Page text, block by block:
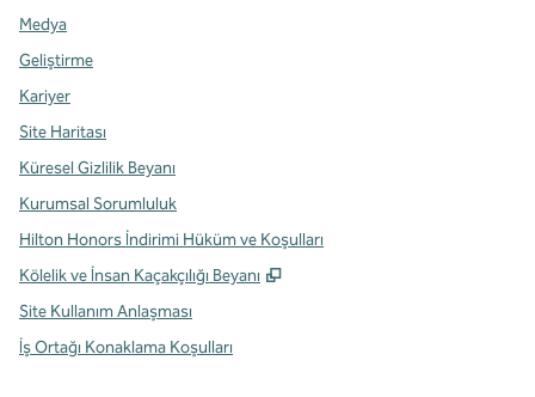
Medya
Geliştirme
Kariyer
Site Haritası
Küresel Gizlilik Beyanı
Kurumsal Sorumluluk
Hilton Honors İndirimi Hüküm ve Koşulları
Kölelik ve İnsan Kaçakçılığı Beyanı
,
Site Kullanım Anlaşması
İş Ortağı Konaklama Koşulları